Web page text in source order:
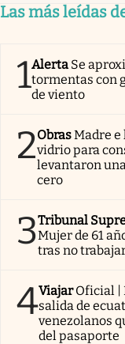
Las más leídas
1Alerta Se
tormentas con
de viento
2ObrasMadre
vidrio para
levantaron
cero
3Tribunal
Mujer de 61
tras no
4Viajar Oficial |
salida de
venezolanos
del pasaporte